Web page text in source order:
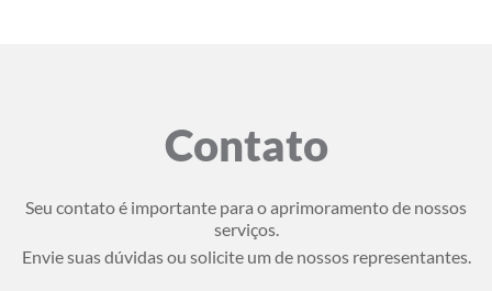
Contato
Seu contato é importante para o aprimoramento de nossos
serviços.
Envie suas dúvidas ou solicite um de nossos representantes.